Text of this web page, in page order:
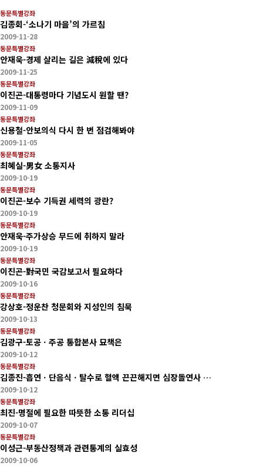
동문특별강좌
김종회-‘소나기 마을’의 가르침
2009-11-28
동문특별강좌
안재욱-경제 살리는 길은 減稅에 있다
2009-11-25
동문특별강좌
이진곤-대통령마다 기념도시 원할 땐?
2009-11-09
동문특별강좌
신용철-안보의식 다시 한 번 점검해봐야
2009-11-05
동문특별강좌
최혜실-男女 소통지사
2009-10-19
동문특별강좌
이진곤-보수 기득권 세력의 광란?
2009-10-19
동문특별강좌
안재욱-주가상승 무드에 취하지 말라
2009-10-19
동문특별강좌
이진곤-對국민 국감보고서 필요하다
2009-10-16
동문특별강좌
강상호-정운찬 청문회와 지성인의 침묵
2009-10-13
동문특별강좌
김광구-토공ㆍ주공 통합본사 묘책은
2009-10-12
동문특별강좌
김종진-흡연ㆍ단음식ㆍ탈수로 혈액 끈끈해지면 심장돌연사 …
2009-10-12
동문특별강좌
최진-명절에 필요한 따뜻한 소통 리더십
2009-10-07
동문특별강좌
이성근-부동산정책과 관련통계의 실효성
2009-10-06